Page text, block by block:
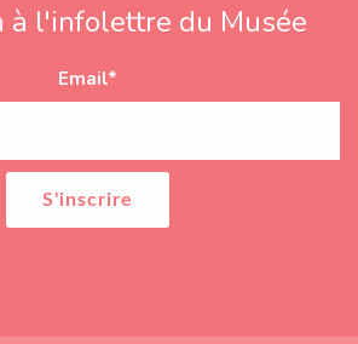
à l'infolettre du Musée
Email*